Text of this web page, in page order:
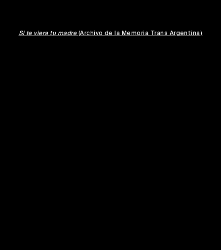
Si te viera tu madre(Archivo de la Memoria Trans Argentina)